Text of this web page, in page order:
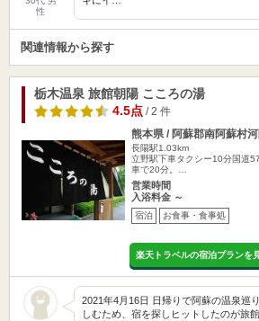
性
関連情報から探す
栃木温泉 旅館朝陽 こころの湯
4.5点/ 2 件
熊本県 / 阿蘇郡南阿蘇村
長陽駅1.03km
立野駅下車タクシー10分国道
車で20分。…
営業時間
入浴料金 ～
宿泊 お食事・食事処
楽天トラベルの宿泊プランを
2021年4月16日 日帰りで阿蘇の温泉巡
しむため、宿を探しヒットしたのが旅